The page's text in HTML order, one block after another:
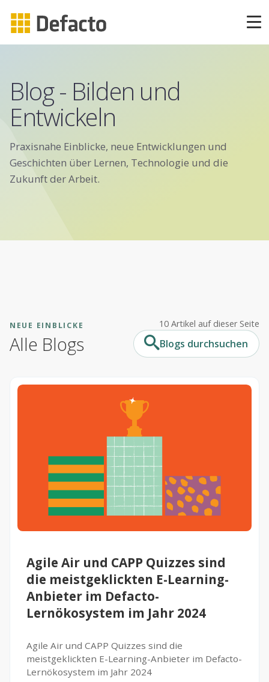
Produkte
CAPP Learning
CAPP Compliance
CAPP Compliance API
CAPP Quizzes
Gesundheitswesen
Performance Support
Hosting & Sicherheit
Schnittstellen
E-Learning
Kundenstamm
Cases
Über Uns
Blog
Blog - Bilden und
Entwickeln
Praxisnahe Einblicke, neue Entwicklungen und
Geschichten über Lernen, Technologie und die
Zukunft der Arbeit.
NEUE EINBLICKE
Alle Blogs
10 Artikel auf dieser Seite
Blogs durchsuchen
Agile Air und CAPP Quizzes sind
die meistgeklickten E-Learning-
Anbieter im Defacto-
Lernökosystem im Jahr 2024
Agile Air und CAPP Quizzes sind die
meistgeklickten E-Learning-Anbieter im Defacto-
Lernökosystem im Jahr 2024